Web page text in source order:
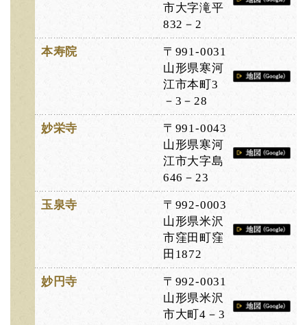
市大字滝平
832－2
本寿院
〒991-0031
山形県寒河
江市本町3
－3－28
妙栄寺
〒991-0043
山形県寒河
江市大字島
646－23
玉泉寺
〒992-0003
山形県米沢
市窪田町窪
田1872
妙円寺
〒992-0031
山形県米沢
市大町4－3